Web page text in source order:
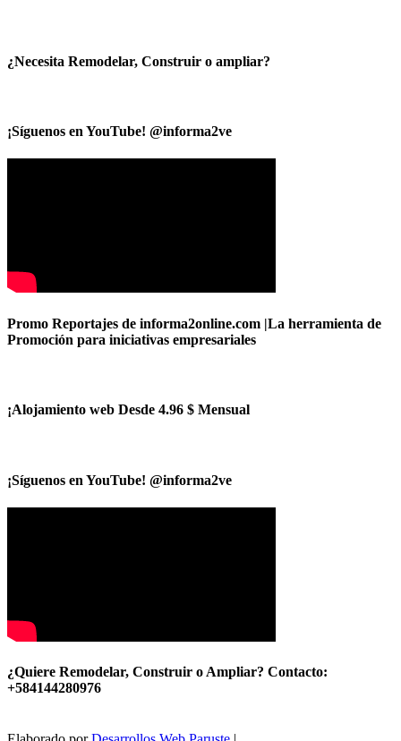
¿Necesita Remodelar, Construir o ampliar?
¡Síguenos en YouTube! @informa2ve
Promo Reportajes de informa2online.com |La herramienta de
Promoción para iniciativas empresariales
¡Alojamiento web Desde 4.96 $ Mensual
¡Síguenos en YouTube! @informa2ve
¿Quiere Remodelar, Construir o Ampliar? Contacto:
+584144280976